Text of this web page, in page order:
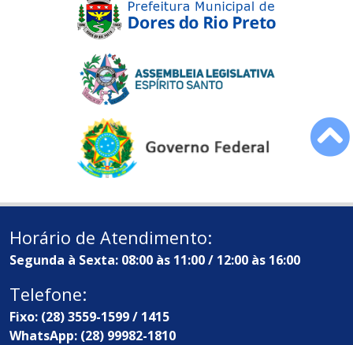
Horário de Atendimento:
Segunda à Sexta: 08:00 às 11:00 / 12:00 às 16:00
Telefone:
Fixo: (28) 3559-1599 / 1415
WhatsApp: (28) 99982-1810